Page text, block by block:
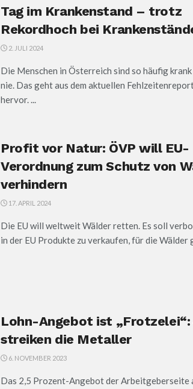
Tag im Krankenstand – trotz
Rekordhoch bei
2. JULI 2024
Die Menschen in Österreich sind so häufig
nie. Das geht aus dem aktuellen
hervor. ...
Profit vor Natur: ÖVP will EU-
Verordnung zum Schutz von
verhindern
17. APRIL 2024
Die EU will weltweit Wälder retten. Es soll
in der EU Produkte zu verkaufen, für die Wälder
Lohn-Angebot ist
streiken die Metaller
6. NOVEMBER 2023
Das 2,5 Prozent-Angebot der Arbeitgeberseite